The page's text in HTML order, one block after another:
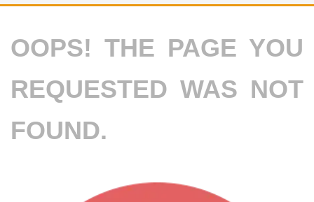
OOPS! THE PAGE YOU
REQUESTED WAS NOT
FOUND.